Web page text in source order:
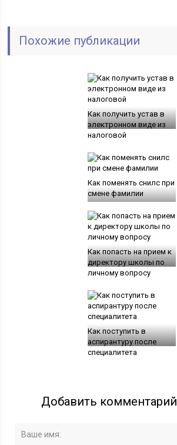
Похожие публикации
Как получить устав в
электронном виде из
налоговой
Как поменять снилс при
смене фамилии
Как попасть на прием к
директору школы по
личному вопросу
Как поступить в
аспирантуру после
специалитета
Добавить комментарий